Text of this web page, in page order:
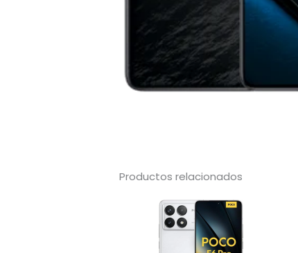
Productos relacionados